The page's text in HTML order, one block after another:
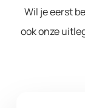
Wil je eerst
ook onze